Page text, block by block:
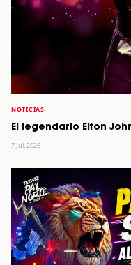
NOTICIAS
El legendario Elton
7 Jul, 2026